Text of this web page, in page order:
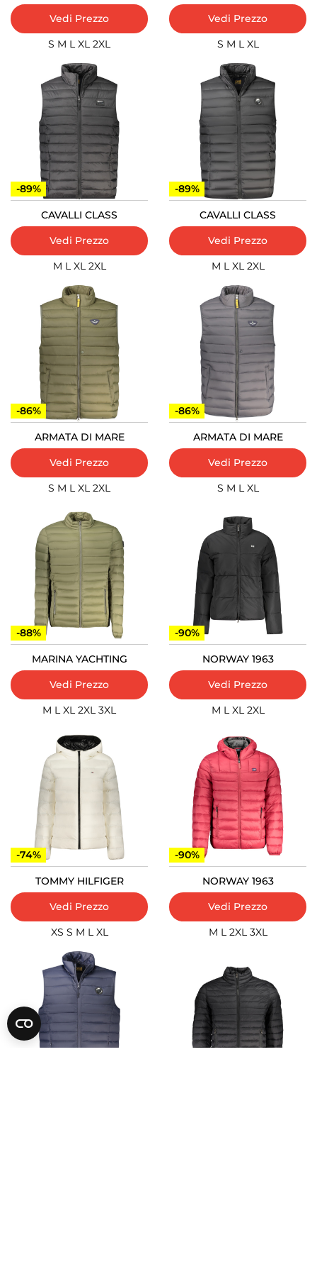
Vedi Prezzo
S M L XL 2XL
Vedi Prezzo
S M L XL
-89%
CAVALLI CLASS
Vedi Prezzo
M L XL 2XL
-89%
CAVALLI CLASS
Vedi Prezzo
M L XL 2XL
-86%
ARMATA DI MARE
Vedi Prezzo
S M L XL 2XL
-86%
ARMATA DI MARE
Vedi Prezzo
S M L XL
-88%
MARINA YACHTING
Vedi Prezzo
M L XL 2XL 3XL
-90%
NORWAY 1963
Vedi Prezzo
M L XL 2XL
-74%
TOMMY HILFIGER
Vedi Prezzo
XS S M L XL
-90%
NORWAY 1963
Vedi Prezzo
M L 2XL 3XL